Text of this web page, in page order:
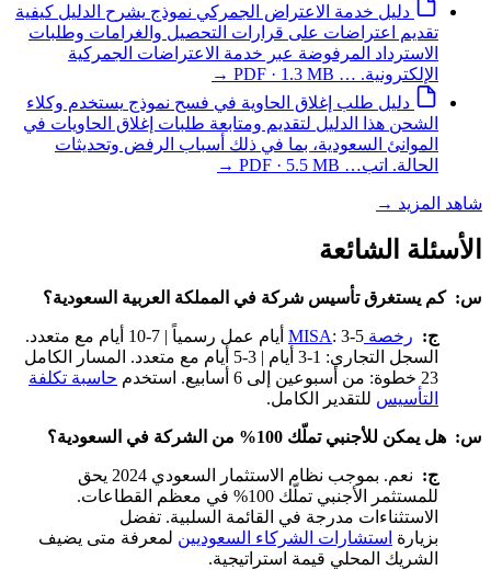
دليل خدمة الاعتراض الجمركي نموذج يشرح الدليل كيفية
تقديم اعتراضات على قرارات التحصيل والغرامات وطلبات
الاسترداد المرفوضة عبر خدمة الاعتراضات الجمركية
الإلكترونية. … PDF · 1.3 MB
→
دليل طلب إغلاق الحاوية في فسح نموذج يستخدم وكلاء
الشحن هذا الدليل لتقديم ومتابعة طلبات إغلاق الحاويات في
الموانئ السعودية، بما في ذلك أسباب الرفض وتحديثات
الحالة. اتب… PDF · 5.5 MB
→
شاهد المزيد →
الأسئلة الشائعة
س: كم يستغرق تأسيس شركة في المملكة العربية السعودية؟
ج: رخصة MISA
: 3-5 أيام عمل رسمياً | 7-10 أيام مع متعدد.
السجل التجاري: 1-3 أيام | 3-5 أيام مع متعدد. المسار الكامل
23 خطوة: من أسبوعين إلى 6 أسابيع. استخدم
حاسبة تكلفة
التأسيس للتقدير الكامل.
س: هل يمكن للأجنبي تملّك 100% من الشركة في السعودية؟
ج:
نعم. بموجب نظام الاستثمار السعودي 2024 يحق
للمستثمر الأجنبي تملّك 100% في معظم القطاعات.
الاستثناءات مدرجة في القائمة السلبية. تفضل
بزيارة استشارات الشركاء السعوديين لمعرفة متى يضيف
الشريك المحلي قيمة استراتيجية.